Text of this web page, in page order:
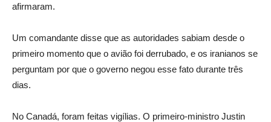
afirmaram.
Um comandante disse que as autoridades sabiam desde o
primeiro momento que o avião foi derrubado, e os iranianos se
perguntam por que o governo negou esse fato durante três
dias.
No Canadá, foram feitas vigílias. O primeiro-ministro Justin